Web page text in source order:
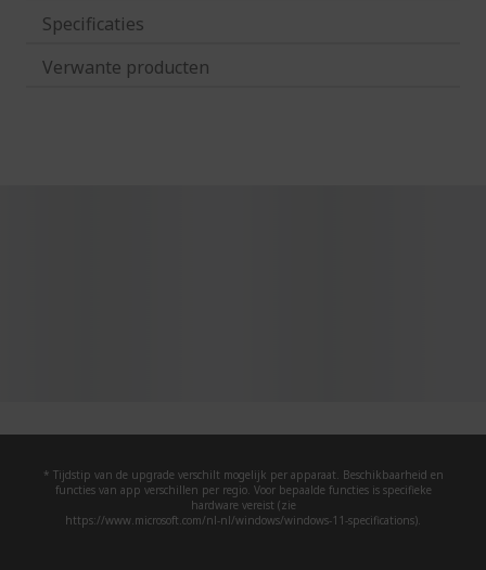
Specificaties
Verwante producten
* Tijdstip van de upgrade verschilt mogelijk per apparaat. Beschikbaarheid en
functies van app verschillen per regio. Voor bepaalde functies is specifieke
hardware vereist (zie
https://www.microsoft.com/nl-nl/windows/windows-11-specifications).